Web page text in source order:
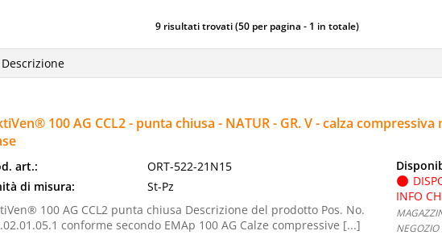
9 risultati trovati (50 per pagina - 1 in totale)
100 AG CCL2 - punta chiusa - NATUR - GR. V - calza
art.:
ORT-522-21N15
di misura:
St-Pz
100 AG CCL2 punta chiusa Descrizione del prodotto Pos. No.
conforme secondo EMAp 100 AG Calze compressive [...]
INFO
NEGOZIO